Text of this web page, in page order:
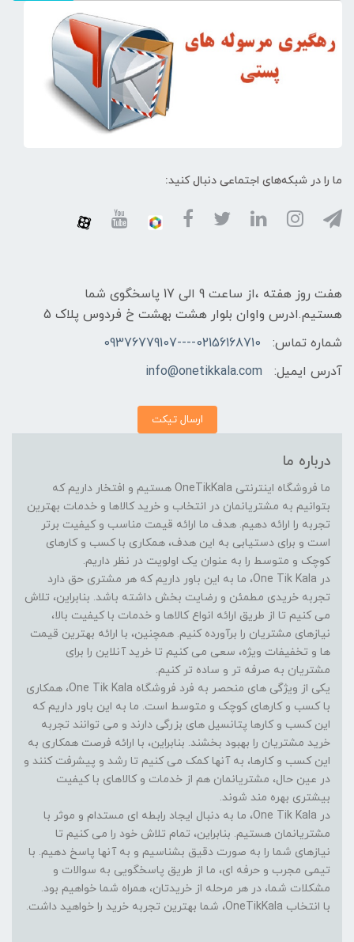
ما را در شبکه‌های اجتماعی دنبال کنید:
هفت روز هفته ،از ساعت 9 الی 17 پاسخگوی شما
هستیم.ادرس واوان بلوار هشت بهشت خ فردوس پلاک 5
شماره تماس:
02156168710----09376779107
آدرس ایمیل:
info@onetikkala.com
ارسال تیکت
درباره ما
ما فروشگاه اینترنتی OneTikKala هستیم و افتخار داریم که
بتوانیم به مشتریانمان در انتخاب و خرید کالاها و خدمات بهترین
تجربه را ارائه دهیم. هدف ما ارائه قیمت مناسب و کیفیت برتر
است و برای دستیابی به این هدف، همکاری با کسب و کارهای
کوچک و متوسط را به عنوان یک اولویت در نظر داریم.
در One Tik Kala، ما به این باور داریم که هر مشتری حق دارد
تجربه خریدی مطمئن و رضایت بخش داشته باشد. بنابراین، تلاش
می کنیم تا از طریق ارائه انواع کالاها و خدمات با کیفیت بالا،
نیازهای مشتریان را برآورده کنیم. همچنین، با ارائه بهترین قیمت
ها و تخفیفات ویژه، سعی می کنیم تا خرید آنلاین را برای
مشتریان به صرفه تر و ساده تر کنیم.
یکی از ویژگی های منحصر به فرد فروشگاه One Tik Kala، همکاری
با کسب و کارهای کوچک و متوسط است. ما به این باور داریم که
این کسب و کارها پتانسیل های بزرگی دارند و می توانند تجربه
خرید مشتریان را بهبود بخشند. بنابراین، با ارائه فرصت همکاری به
این کسب و کارها، به آنها کمک می کنیم تا رشد و پیشرفت کنند و
در عین حال، مشتریانمان هم از خدمات و کالاهای با کیفیت
بیشتری بهره مند شوند.
در One Tik Kala، ما به دنبال ایجاد رابطه ای مستدام و موثر با
مشتریانمان هستیم. بنابراین، تمام تلاش خود را می کنیم تا
نیازهای شما را به صورت دقیق بشناسیم و به آنها پاسخ دهیم. با
تیمی مجرب و حرفه ای، ما از طریق پاسخگویی به سوالات و
مشکلات شما، در هر مرحله از خریدتان، همراه شما خواهیم بود.
با انتخاب OneTikKala، شما بهترین تجربه خرید را خواهید داشت.